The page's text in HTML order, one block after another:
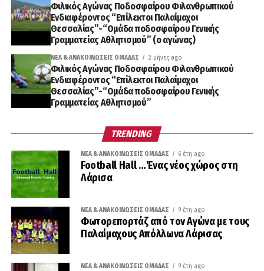
Φιλικός Αγώνας Ποδοσφαίρου Φιλανθρωπικού
Ενδιαφέροντος “Επίλεκτοι Παλαίμαχοι
Θεσσαλίας”-“Ομάδα ποδοσφαίρου Γενικής
Γραμματείας Αθλητισμού” (ο αγώνας)
ΝΈΑ & ΑΝΑΚΟΙΝΏΣΕΙΣ ΟΜΆΔΑΣ 2 μήνες ago
Φιλικός Αγώνας Ποδοσφαίρου Φιλανθρωπικού
Ενδιαφέροντος “Επίλεκτοι Παλαίμαχοι
Θεσσαλίας”-“Ομάδα ποδοσφαίρου Γενικής
Γραμματείας Αθλητισμού”
TRENDING
ΝΈΑ & ΑΝΑΚΟΙΝΏΣΕΙΣ ΟΜΆΔΑΣ 6 έτη ago
Football Hall …Ένας νέος χώρος στη
Λάρισα
ΝΈΑ & ΑΝΑΚΟΙΝΏΣΕΙΣ ΟΜΆΔΑΣ 9 έτη ago
Φωτορεπορτάζ από τον Αγώνα με τους
Παλαίμαχους Απόλλωνα Λάρισας
ΝΈΑ & ΑΝΑΚΟΙΝΏΣΕΙΣ ΟΜΆΔΑΣ 9 έτη ago